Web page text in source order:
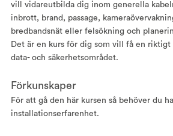
vill vidareutbilda dig inom generella
inbrott, brand, passage,
bredbandsnät eller felsökning och
Det är en kurs för dig som vill få en
data- och säkerhetsområdet.
Förkunskaper
För att gå den här kursen så behöver du ha
installationserfarenhet.